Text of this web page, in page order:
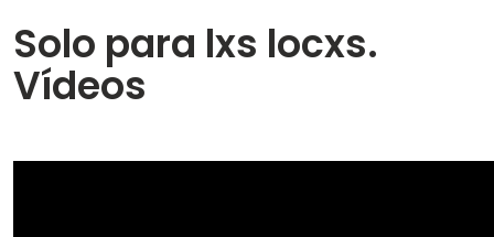
Solo para lxs locxs.
Vídeos